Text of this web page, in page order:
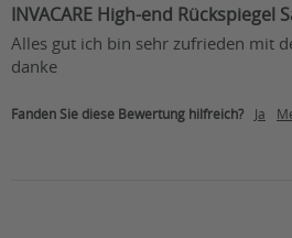
INVACARE High-end Rückspiegel
Alles gut ich bin sehr zufrieden mit
danke
Fanden Sie diese Bewertung hilfreich? Ja